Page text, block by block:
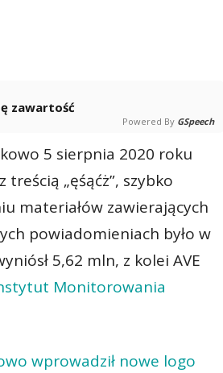
zawartość
Powered By GSpeech
5 sierpnia 2020 roku
„ęśąćż”, szybko
materiałów zawierających
powiadomieniach było w
5,62 mln, z kolei AVE
Monitorowania
wprowadził nowe logo